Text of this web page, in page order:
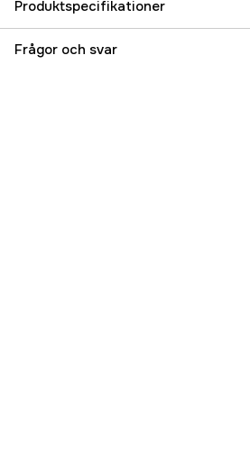
Produktspecifikationer
Color
Frågor och svar